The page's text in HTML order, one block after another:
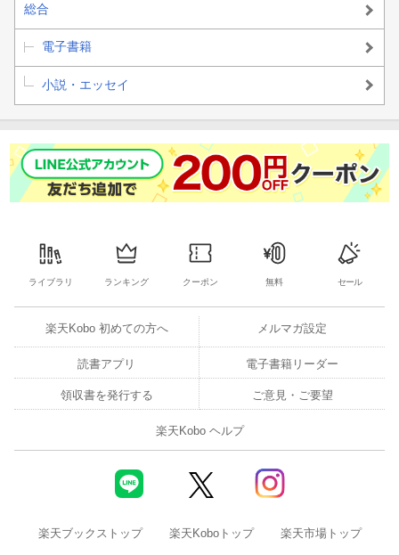
総合
電子書籍
小説・エッセイ
ライブラリ ランキング クーポン 無料 セール
楽天Kobo 初めての方へ メルマガ設定
読書アプリ 電子書籍リーダー
領収書を発行する ご意見・ご要望
楽天Kobo ヘルプ
楽天ブックストップ 楽天Koboトップ 楽天市場トップ